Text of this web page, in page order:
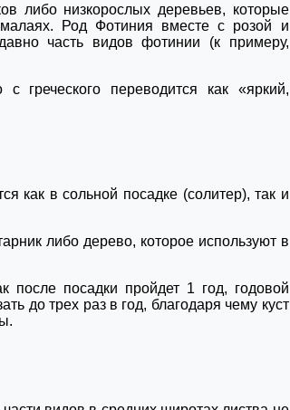
либо низкорослых деревьев, которые
Род Фотиния вместе с розой и
часть видов фотинии (к примеру,
переводится как «яркий,
как в сольной посадке (солитер), так и
либо дерево, которое используют в
после посадки пройдет 1 год, годовой
до трех раз в год, благодаря чему куст